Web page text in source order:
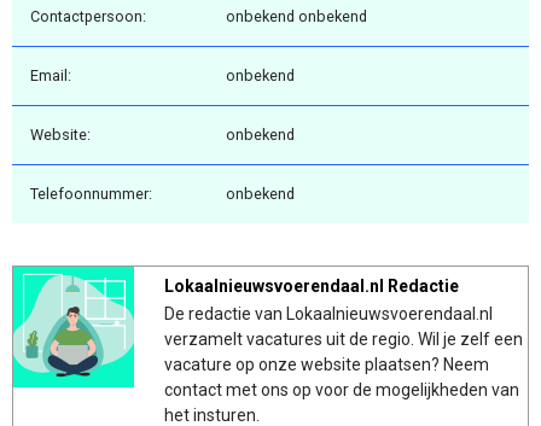
Contactpersoon: onbekend onbekend
Email: onbekend
Website: onbekend
Telefoonnummer: onbekend
Lokaalnieuwsvoerendaal.nl Redactie
De redactie van Lokaalnieuwsvoerendaal.nl
verzamelt vacatures uit de regio. Wil je zelf een
vacature op onze website plaatsen? Neem
contact met ons op voor de mogelijkheden van
het insturen.